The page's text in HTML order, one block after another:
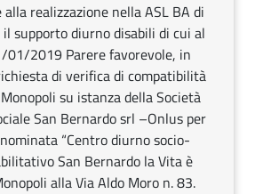
realizzazione nella ASL BA di
supporto diurno disabili di cui al
01/2019 Parere favorevole, in
di verifica di compatibilità
su istanza della Società
San Bernardo srl –Onlus per
“Centro diurno socio-
San Bernardo la Vita è
alla Via Aldo Moro n. 83.